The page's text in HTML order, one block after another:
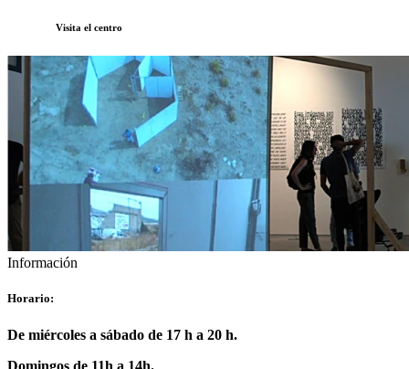
Visita el centro
Información
Horario:
De miércoles a sábado de 17 h a 20 h.
Domingos de 11h a 14h.